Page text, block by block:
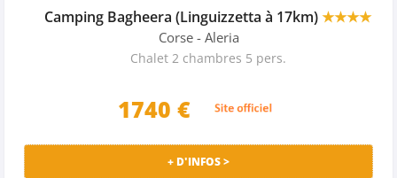
Camping Bagheera (Linguizzetta à 17km)★★★★
Corse - Aleria
Chalet 2 chambres 5 pers.
1740 €
+ D'INFOS >